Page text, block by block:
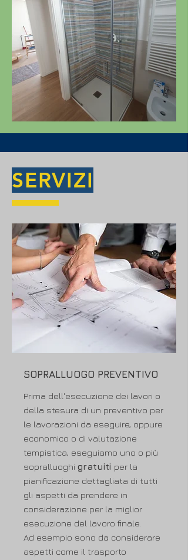
SERVIZI
SOPRALLUOGO PREVENTIVO
Prima dell'esecuzione dei lavori o
della stesura di un preventivo per
le lavorazioni da eseguire, oppure
economico o di valutazione
tempistica, eseguiamo uno o più
sopralluoghi gratuiti per la
pianificazione dettagliata di tutti
gli aspetti da prendere in
considerazione per la miglior
esecuzione del lavoro finale.
Ad esempio sono da considerare
aspetti come il trasporto